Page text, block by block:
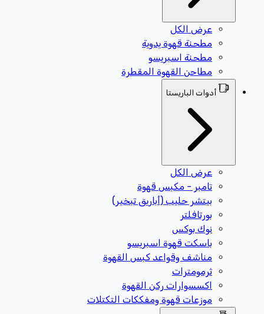
عرض الكل
مطحنة قهوة يدوية
مطحنة اسبريسو
مطاحن القهوة المقطرة
أدوات الباريستا
عرض الكل
تامبر - مكبس قهوة
بيتشر حليب (أباريق تبخير)
بورتافلتر
نوك بوكس
باسكت قهوة اسبريسو
مناشف وقواعد كبس القهوة
ثرمومترات
اكسسوارات ركن القهوة
موزعات قهوة ومفككات التكتلات